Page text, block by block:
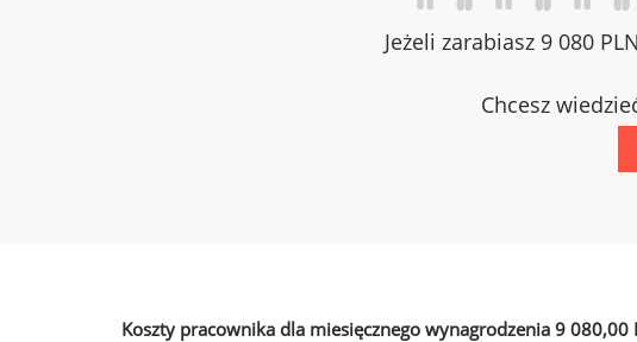
Jeżeli zarabiasz 9 080
Chcesz
Koszty pracownika dla miesięcznego wynagrodzenia 9 080,00